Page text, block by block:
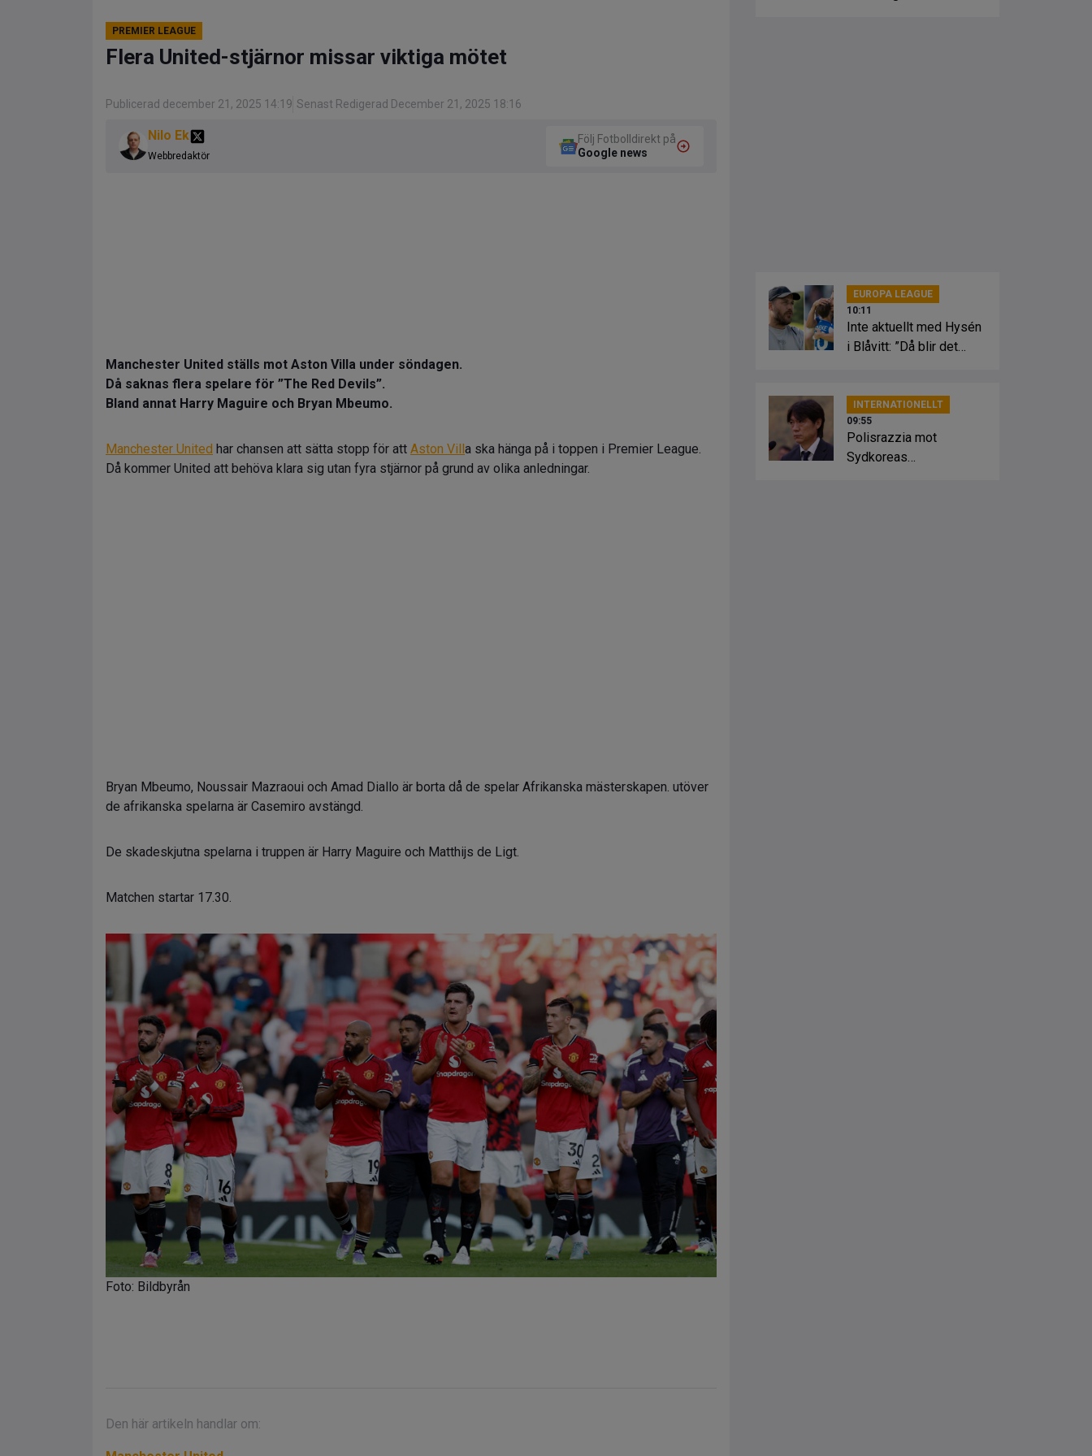
PREMIER LEAGUE
Flera United-stjärnor missar viktiga mötet
Publicerad december 21, 2025 14:19 Senast Redigerad December 21, 2025 18:16
Nilo Ek
Webbredaktör
Följ Fotbolldirekt på
Google news
Manchester United ställs mot Aston Villa under söndagen.
Då saknas flera spelare för ”The Red Devils”.
Bland annat Harry Maguire och Bryan Mbeumo.
Manchester United har chansen att sätta stopp för att Aston Villa ska hänga på i toppen i Premier League.
Då kommer United att behöva klara sig utan fyra stjärnor på grund av olika anledningar.
Bryan Mbeumo, Noussair Mazraoui och Amad Diallo är borta då de spelar Afrikanska mästerskapen. utöver
de afrikanska spelarna är Casemiro avstängd.
De skadeskjutna spelarna i truppen är Harry Maguire och Matthijs de Ligt.
Matchen startar 17.30.
Foto: Bildbyrån
Den här artikeln handlar om:
EUROPA LEAGUE
10:11
Inte aktuellt med Hysén
i Blåvitt: ”Då blir det
INTERNATIONELLT
09:55
Polisrazzia mot
Sydkoreas